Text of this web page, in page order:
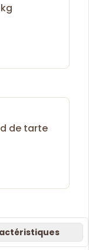
de tarte